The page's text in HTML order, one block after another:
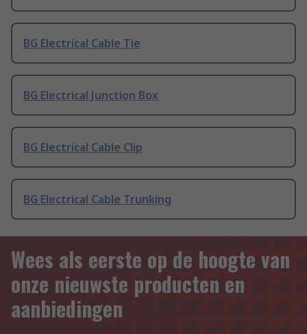
BG Electrical Cable Tie
BG Electrical Junction Box
BG Electrical Cable Clip
BG Electrical Cable Trunking
Wees als eerste op de hoogte van
onze nieuwste producten en
aanbiedingen